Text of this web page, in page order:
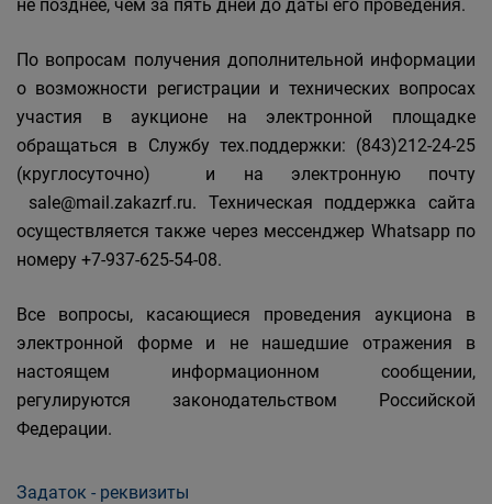
не позднее, чем за пять дней до даты его проведения.
По вопросам получения дополнительной информации
о возможности регистрации и технических вопросах
участия в аукционе на электронной площадке
обращаться в Службу тех.поддержки: (843)212-24-25
(круглосуточно) и на электронную почту
sale@mail.zakazrf.ru. Техническая поддержка сайта
осуществляется также через мессенджер Whatsapp по
номеру +7-937-625-54-08.
Все вопросы, касающиеся проведения аукциона в
электронной форме и не нашедшие отражения в
настоящем информационном сообщении,
регулируются законодательством Российской
Федерации.
Задаток - реквизиты